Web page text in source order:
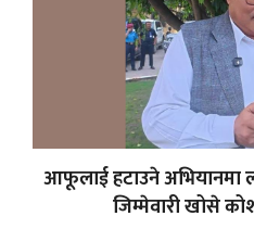
आफूलाई हटाउने अभियानमा
जिम्मेवारी खोसे